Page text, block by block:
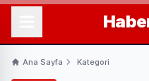
Ana Sayfa Kategori